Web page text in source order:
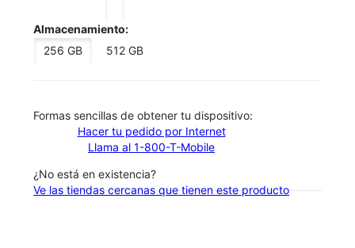
Almacenamiento:
256 GB
512 GB
​​​​​​​Formas sencillas de obtener tu dispositivo:
Hacer tu pedido por Internet
Llama al 1-800-T-Mobile
¿No está en existencia?
Ve las tiendas cercanas que tienen este producto